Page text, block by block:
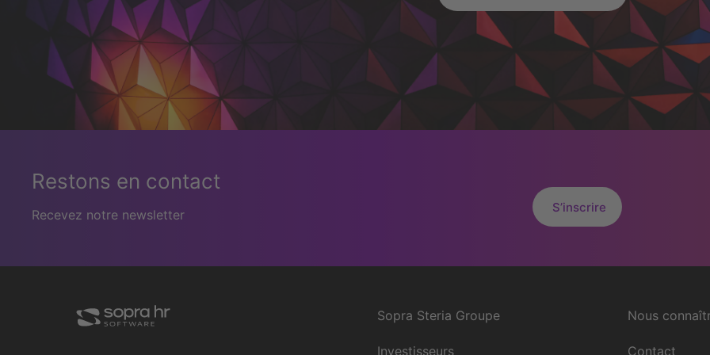
Restons en contact
Recevez notre newsletter S’inscrire
Sopra Steria Groupe
Investisseurs
Nous
Contact